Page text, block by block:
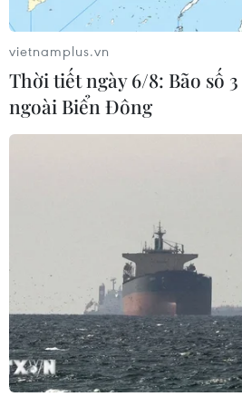
Bộ Tài chính Mỹ cảnh
tiêu cực của tiền điện tử
19/10/2021 02:40
Các loại tiền kỹ thuật số và nền
mang lại cho các bên bị Mỹ
chuyển tiền bên ngoài hệ thống
USD truyền thống.
vietnamplus.vn
Thời tiết ngày 6/8: Bão số
ngoài Biển Đông